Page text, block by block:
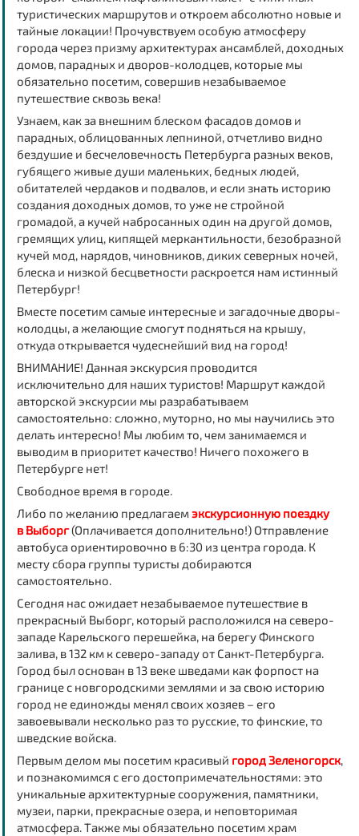
туристических маршрутов и откроем абсолютно новые и
тайные локации! Прочувствуем особую атмосферу
города через призмуархитектурах ансамблей, доходных
домов, парадных и дворов-колодцев, которые мы
обязательно посетим, совершив незабываемое
путешествие сквозь века!
Узнаем, как за внешним блеском фасадов домов и
парадных, облицованных лепниной, отчетливо видно
бездушие и бесчеловечность Петербурга разных веков,
губящего живые души маленьких, бедных людей,
обитателей чердаков и подвалов, и если знать историю
создания доходных домов, то уже не стройной
громадой, а кучей набросанных один на другой домов,
гремящих улиц, кипящей меркантильности, безобразной
кучей мод, нарядов, чиновников, диких северных ночей,
блеска и низкой бесцветности раскроется нам истинный
Петербург!
Вместе посетим самые интересные и загадочные дворы-
колодцы, а желающие смогут подняться на крышу,
откуда открывается чудеснейший вид на город!
ВНИМАНИЕ! Данная экскурсия проводится
исключительно для наших туристов! Маршрут каждой
авторской экскурсии мы разрабатываем
самостоятельно: сложно, муторно, но мы научились это
делать интересно! Мы любим то, чем занимаемся и
выводим в приоритет качество! Ничего похожего в
Петербурге нет!
Свободное время в городе.
Либо по желанию предлагаемэкскурсионную поездку
в Выборг(Оплачивается дополнительно!) Отправление
автобуса ориентировочно в 6:30 из центра города. К
месту сбора группы туристы добираются
самостоятельно.
Сегодня нас ожидает незабываемое путешествие в
прекрасный Выборг, который расположился на северо-
западе Карельского перешейка, на берегу Финского
залива, в 132 км к северо-западу от Санкт-Петербурга.
Город был основан в 13 веке шведами как форпост на
границе с новгородскими землями и за свою историю
город не единожды менял своих хозяев – его
завоевывали несколько раз то русские, то финские, то
шведские войска.
Первым делом мы посетим красивый город Зеленогорск,
и познакомимся с его достопримечательностями: это
уникальные архитектурные сооружения, памятники,
музеи, парки, прекрасные озера, и неповторимая
атмосфера. Также мы обязательно посетим храм